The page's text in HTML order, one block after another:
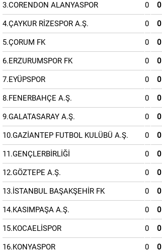
3.CORENDON ALANYASPOR 0 0
4.ÇAYKUR RİZESPOR A.Ş. 0 0
5.ÇORUM FK 0 0
6.ERZURUMSPOR FK 0 0
7.EYÜPSPOR 0 0
8.FENERBAHÇE A.Ş. 0 0
9.GALATASARAY A.Ş. 0 0
10.GAZİANTEP FUTBOL KULÜBÜ A.Ş. 0 0
11.GENÇLERBİRLİĞİ 0 0
12.GÖZTEPE A.Ş. 0 0
13.İSTANBUL BAŞAKŞEHİR FK 0 0
14.KASIMPAŞA A.Ş. 0 0
15.KOCAELİSPOR 0 0
16.KONYASPOR 0 0